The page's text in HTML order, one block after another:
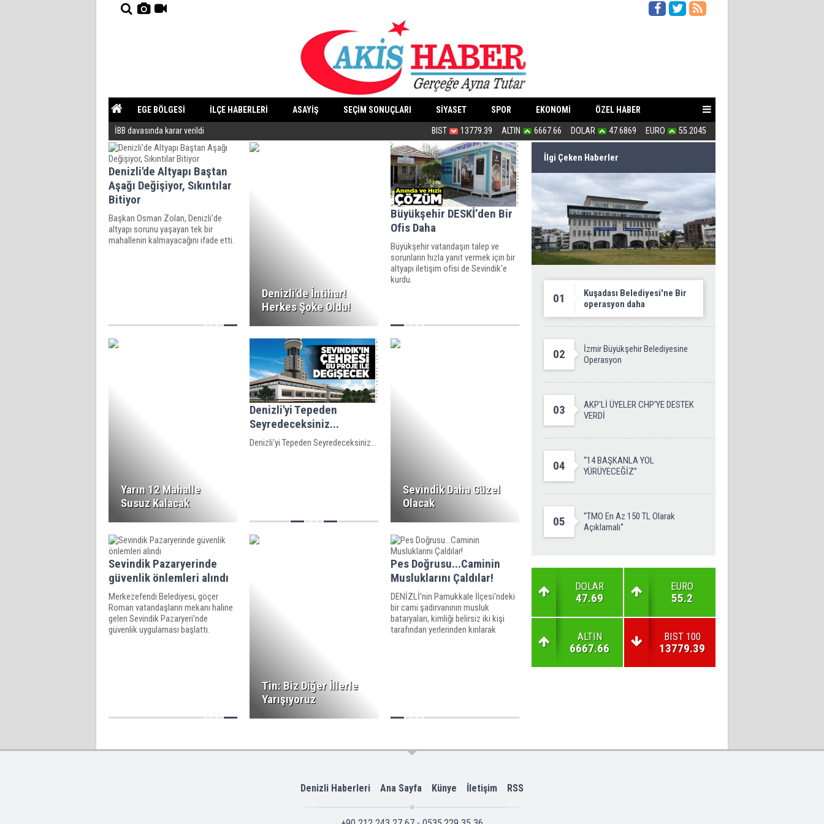
EGE BÖLGESİ İLÇE HABERLERİ ASAYİŞ SEÇİM SONUÇLARI SİYASET SPOR EKONOMİ ÖZEL HABER
YAZARLAR GÜNDEM
İBB davasında karar verildi İzzet Ulvi Yönter sessizliğini bozdu
BIST 13779.39 ALTIN 6667.66 DOLAR 47.6869 EURO 55.2045
Denizli'de Altyapı Baştan
Aşağı Değişiyor, Sıkıntılar
Bitiyor
Başkan Osman Zolan, Denizli'de
altyapı sorunu yaşayan tek bir
mahallenin kalmayacağını ifade etti.
Denizli'de İntihar!
Herkes Şoke Oldu!
Büyükşehir DESKİ’den Bir
Ofis Daha
Büyükşehir vatandaşın talep ve
sorunların hızla yanıt vermek için bir
altyapı iletişim ofisi de Sevindik'e
kurdu.
Yarın 12 Mahalle
Susuz Kalacak
Denizli'yi Tepeden
Seyredeceksiniz...
Denizli'yi Tepeden Seyredeceksiniz...
Sevindik Daha Güzel
Olacak
Sevindik Pazaryerinde
güvenlik önlemleri alındı
Merkezefendi Belediyesi, göçer
Roman vatandaşların mekanı haline
gelen Sevindik Pazaryeri’nde
güvenlik uygulaması başlattı.
Tin: Biz Diğer İllerle
Yarışıyoruz
Pes Doğrusu...Caminin
Musluklarını Çaldılar!
DENİZLİ'nin Pamukkale İlçesi'ndeki
bir cami şadırvanının musluk
bataryaları, kimliği belirsiz iki kişi
tarafından yerlerinden kırılarak
İlgi Çeken Haberler
01
Kuşadası Belediyesi'ne Bir
operasyon daha
02
İzmir Büyükşehir Belediyesine
Operasyon
03
AKP'Lİ ÜYELER CHP’YE DESTEK
VERDİ
04
“14 BAŞKANLA YOL
YÜRÜYECEĞİZ”
05
''TMO En Az 150 TL Olarak
Açıklamalı''
DOLAR
47.69
EURO
55.2
ALTIN
6667.66
BIST 100
13779.39
Denizli Haberleri Ana Sayfa Künye İletişim RSS